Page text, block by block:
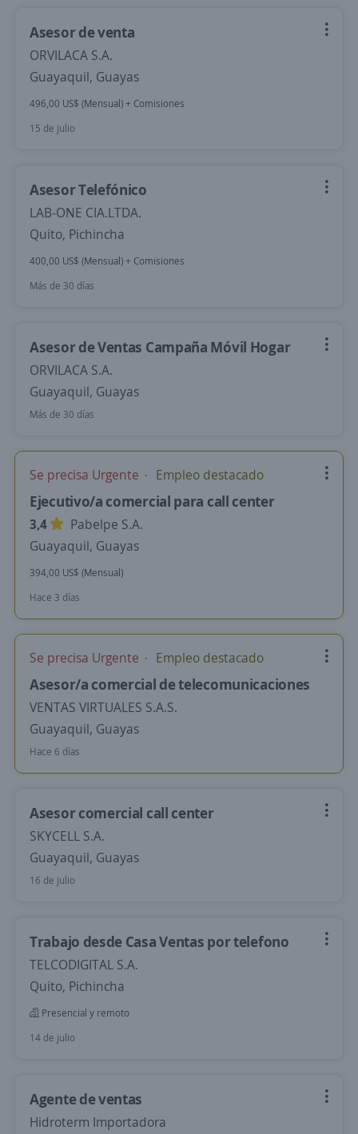
Asesor de venta
ORVILACA S.A.
Guayaquil, Guayas
496,00 US$ (Mensual) + Comisiones
15 de julio
Asesor Telefónico
LAB-ONE CIA.LTDA.
Quito, Pichincha
400,00 US$ (Mensual) + Comisiones
Más de 30 días
Asesor de Ventas Campaña Móvil Hogar
ORVILACA S.A.
Guayaquil, Guayas
Más de 30 días
Se precisa Urgente Empleo destacado
Ejecutivo/a comercial para call center
3,4
Pabelpe S.A.
Guayaquil, Guayas
394,00 US$ (Mensual)
Hace 3 días
Se precisa Urgente Empleo destacado
Asesor/a comercial de telecomunicaciones
VENTAS VIRTUALES S.A.S.
Guayaquil, Guayas
Hace 6 días
Asesor comercial call center
SKYCELL S.A.
Guayaquil, Guayas
16 de julio
Trabajo desde Casa Ventas por telefono
TELCODIGITAL S.A.
Quito, Pichincha
Presencial y remoto
14 de julio
Agente de ventas
Hidroterm Importadora